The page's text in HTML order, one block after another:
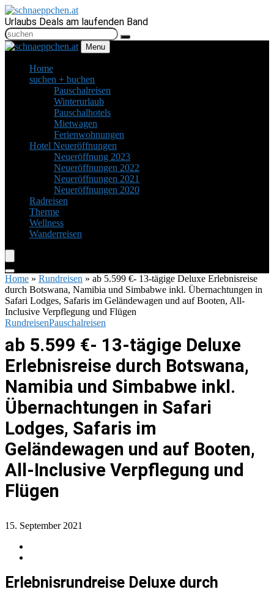
Urlaubs Deals am laufenden Band
Menu
Home
suchen + buchen
Pauschalreisen
Winterurlaub
Pauschalhotels
Mietwagen
Ferienwohnungen
Hotel Neueröffnungen
Neueröffnung 2023
Neueröffnungen 2022
Neueröffnungen 2021
Neueröffnungen 2020
Radreisen
Therme
Wellness
Wanderreisen
Home » Rundreisen » ab 5.599 €- 13-tägige Deluxe Erlebnisreise
durch Botswana, Namibia und Simbabwe inkl. Übernachtungen in
Safari Lodges, Safaris im Geländewagen und auf Booten, All-
Inclusive Verpflegung und Flügen
RundreisenPauschalreisen
ab 5.599 €- 13-tägige Deluxe
Erlebnisreise durch Botswana,
Namibia und Simbabwe inkl.
Übernachtungen in Safari
Lodges, Safaris im
Geländewagen und auf Booten,
All-Inclusive Verpflegung und
Flügen
15. September 2021
Erlebnisrundreise Deluxe durch